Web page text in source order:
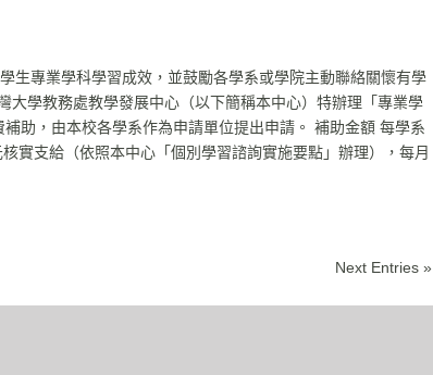
生專業學科學習成效，並鼓勵各學系或學院主動聯絡關懷有學
學教務處教學發展中心（以下簡稱本中心）特辦理「專業學
助，由本校各學系作為申請單位提出申請。 補助金額 每學系
實支給（依照本中心「個別學習諮詢實施要點」辦理），每月
Next Entries »